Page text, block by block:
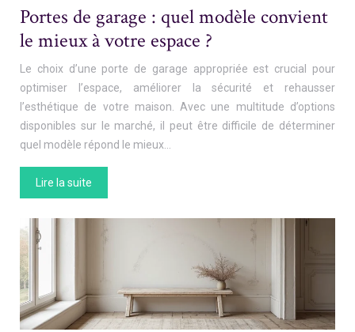
Portes de garage : quel modèle convient
le mieux à votre espace ?
Le choix d’une porte de garage appropriée est crucial pour
optimiser l’espace, améliorer la sécurité et rehausser
l’esthétique de votre maison. Avec une multitude d’options
disponibles sur le marché, il peut être difficile de déterminer
quel modèle répond le mieux…
Lire la suite